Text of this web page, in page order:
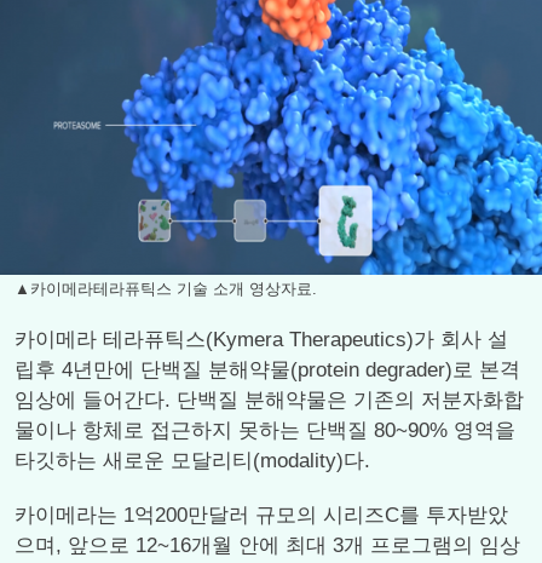
▲카이메라테라퓨틱스 기술 소개 영상자료.
카이메라 테라퓨틱스(Kymera Therapeutics)가 회사 설
립후 4년만에 단백질 분해약물(protein degrader)로 본격
임상에 들어간다. 단백질 분해약물은 기존의 저분자화합
물이나 항체로 접근하지 못하는 단백질 80~90% 영역을
타깃하는 새로운 모달리티(modality)다.
카이메라는 1억200만달러 규모의 시리즈C를 투자받았
으며, 앞으로 12~16개월 안에 최대 3개 프로그램의 임상